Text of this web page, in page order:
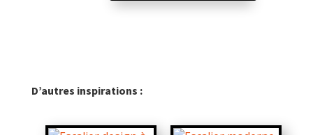
D’autres inspirations :